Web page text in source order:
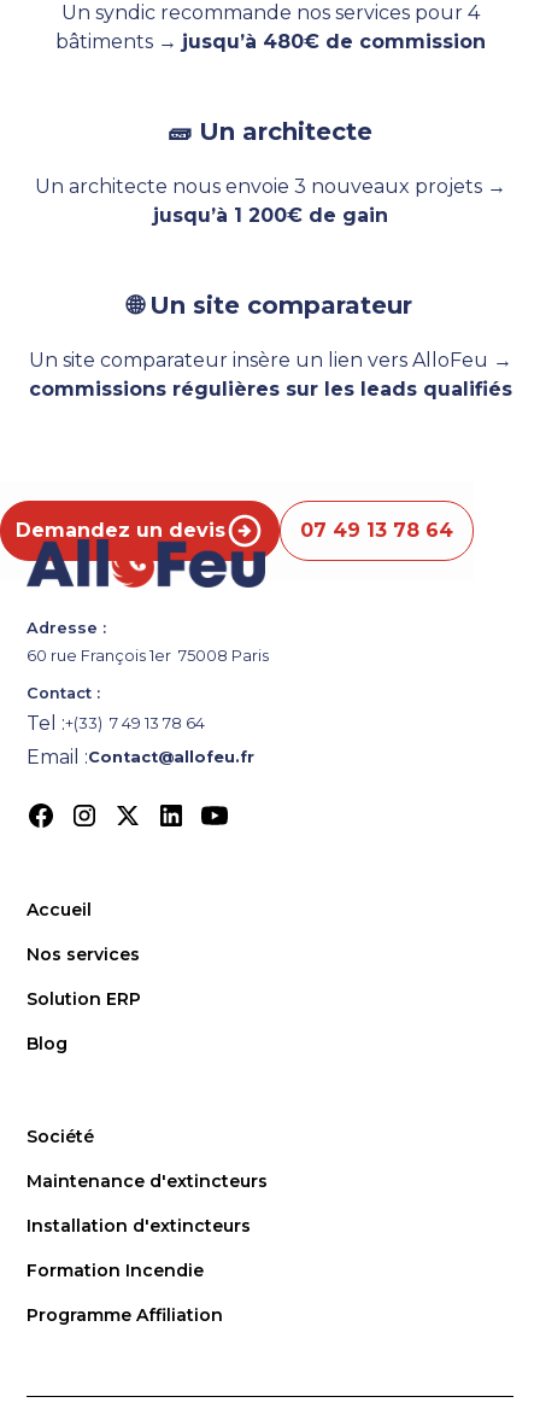
Un syndic recommande nos services pour 4
bâtiments → jusqu’à 480€ de commission
🧱 Un architecte
Un architecte nous envoie 3 nouveaux projets →
jusqu’à 1 200€ de gain
🌐 Un site comparateur
Un site comparateur insère un lien vers AlloFeu →
commissions régulières sur les leads qualifiés
Demandez un devis 07 49 13 78 64
Adresse :
60 rue François 1er 75008 Paris
Contact :
Tel :+(33) 7 49 13 78 64
Email :Contact@allofeu.fr
Accueil
Nos services
Solution ERP
Blog
Société
Maintenance d'extincteurs
Installation d'extincteurs
Formation Incendie
Programme Affiliation